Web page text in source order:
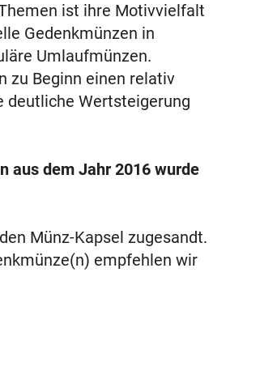
ist ihre Motivvielfalt
Gedenkmünzen in
Umlaufmünzen.
zu Beginn einen relativ
deutliche Wertsteigerung
aus dem Jahr 2016 wurde
Münz-Kapsel zugesandt.
empfehlen wir